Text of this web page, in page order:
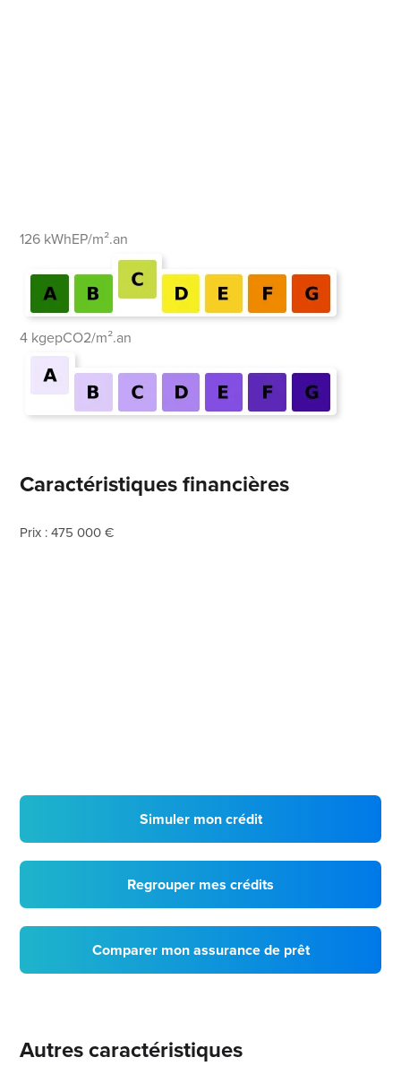
126 kWhEP/m².an
4 kgepCO2/m².an
Caractéristiques financières
Prix : 475 000 €
Simuler mon crédit
Regrouper mes crédits
Comparer mon assurance de prêt
Autres caractéristiques